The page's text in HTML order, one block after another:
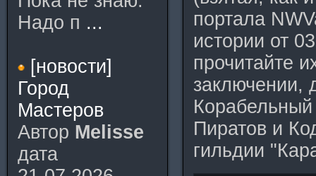
Надо п ...
[новости]
Город
Мастеров
Автор Melisse
дата
портала
истории от
прочитайте
заключении,
Пиратов и
гильдии